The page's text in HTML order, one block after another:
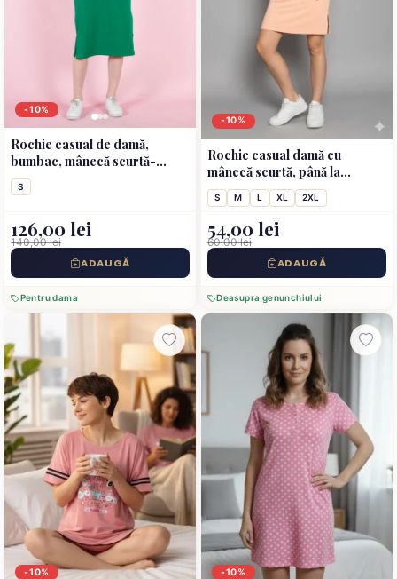
-10%
Rochie casual de damă,
bumbac, mânecă scurtă-
culoare verde
S
126,00 lei
140,00 lei
ADAUGĂ
Pentru dama
-10%
Rochie casual damă cu
mânecă scurtă, până la
genunchi, imprimeu Sweet,
portocaliu
S M L XL 2XL
54,00 lei
60,00 lei
ADAUGĂ
Deasupra genunchiului
-10% -10%